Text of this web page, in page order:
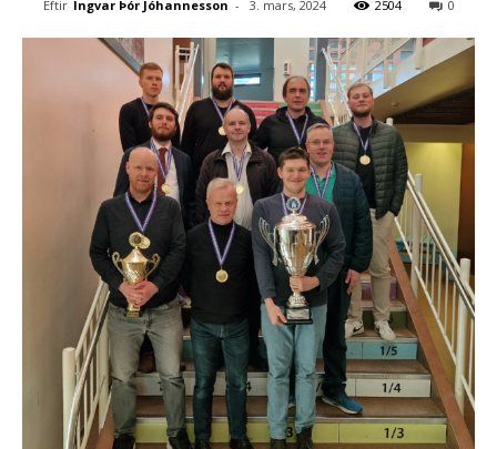
Eftir Ingvar Þór Jóhannesson - 3. mars, 2024 2504 0